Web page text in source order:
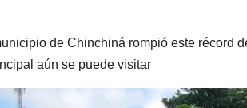
de Chinchiná rompió este récord
aún se puede visitar